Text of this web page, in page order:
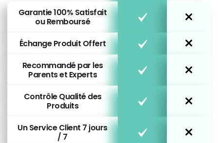
Garantie 100% Satisfait
ou Remboursé
Échange Produit Offert
Recommandé par les
Parents et Experts
Contrôle Qualité des
Produits
Un Service Client 7 jours
/ 7